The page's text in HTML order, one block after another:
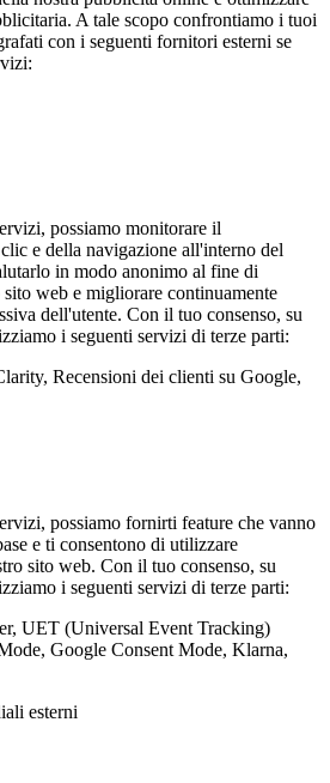
A tale scopo confrontiamo i tuoi
con i seguenti fornitori esterni se
possiamo monitorare il
e della navigazione all'interno del
in modo anonimo al fine di
web e migliorare continuamente
dell'utente. Con il tuo consenso, su
i seguenti servizi di terze parti:
Recensioni dei clienti su Google,
possiamo fornirti feature che vanno
e ti consentono di utilizzare
sito web. Con il tuo consenso, su
i seguenti servizi di terze parti:
UET (Universal Event Tracking)
Google Consent Mode, Klarna,
esterni